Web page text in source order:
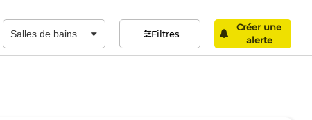
Filtres
Créer une
alerte